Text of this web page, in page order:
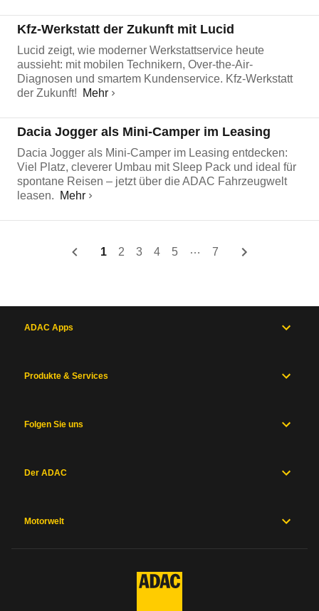
Kfz-Werkstatt der Zukunft mit Lucid
Lucid zeigt, wie moderner Werkstattservice heute
aussieht: mit mobilen Technikern, Over-the-Air-
Diagnosen und smartem Kundenservice. Kfz-Werkstatt
der Zukunft!
Mehr
Dacia Jogger als Mini-Camper im Leasing
Dacia Jogger als Mini-Camper im Leasing entdecken:
Viel Platz, cleverer Umbau mit Sleep Pack und ideal für
spontane Reisen – jetzt über die ADAC Fahrzeugwelt
leasen.
Mehr
1 2 3 4 5 … 7
ADAC Apps
Produkte & Services
Folgen Sie uns
Der ADAC
Motorwelt